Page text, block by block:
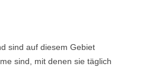
sind auf diesem Gebiet
sind, mit denen sie täglich